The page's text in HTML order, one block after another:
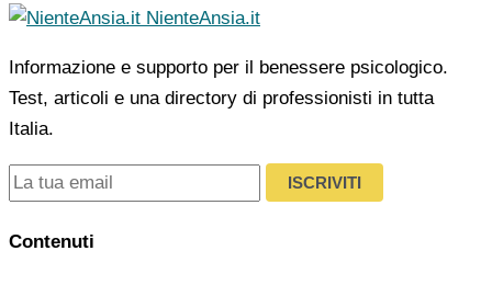
NienteAnsia.it
Informazione e supporto per il benessere psicologico.
Test, articoli e una directory di professionisti in tutta
Italia.
ISCRIVITI
Contenuti